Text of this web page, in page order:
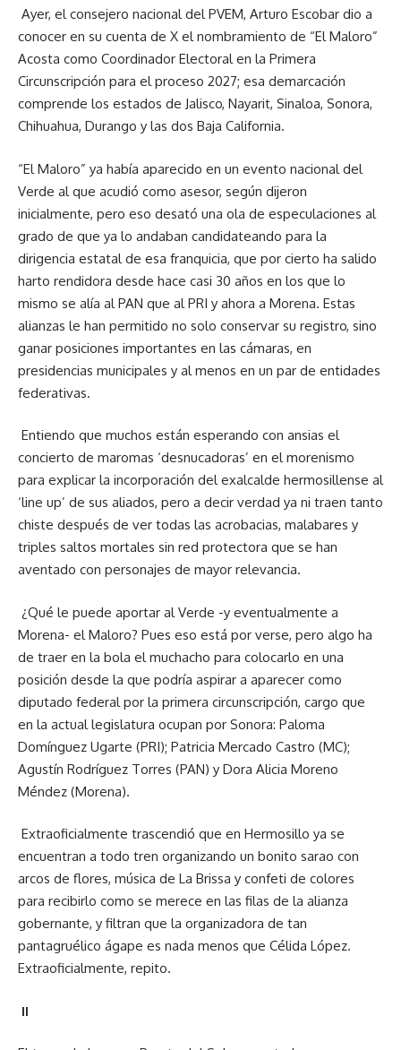
Ayer, el consejero nacional del PVEM, Arturo Escobar dio a
conocer en su cuenta de X el nombramiento de “El Maloro”
Acosta como Coordinador Electoral en la Primera
Circunscripción para el proceso 2027; esa demarcación
comprende los estados de Jalisco, Nayarit, Sinaloa, Sonora,
Chihuahua, Durango y las dos Baja California.
“El Maloro” ya había aparecido en un evento nacional del
Verde al que acudió como asesor, según dijeron
inicialmente, pero eso desató una ola de especulaciones al
grado de que ya lo andaban candidateando para la
dirigencia estatal de esa franquicia, que por cierto ha salido
harto rendidora desde hace casi 30 años en los que lo
mismo se alía al PAN que al PRI y ahora a Morena. Estas
alianzas le han permitido no solo conservar su registro, sino
ganar posiciones importantes en las cámaras, en
presidencias municipales y al menos en un par de entidades
federativas.
Entiendo que muchos están esperando con ansias el
concierto de maromas ‘desnucadoras’ en el morenismo
para explicar la incorporación del exalcalde hermosillense al
‘line up’ de sus aliados, pero a decir verdad ya ni traen tanto
chiste después de ver todas las acrobacias, malabares y
triples saltos mortales sin red protectora que se han
aventado con personajes de mayor relevancia.
¿Qué le puede aportar al Verde -y eventualmente a
Morena- el Maloro? Pues eso está por verse, pero algo ha
de traer en la bola el muchacho para colocarlo en una
posición desde la que podría aspirar a aparecer como
diputado federal por la primera circunscripción, cargo que
en la actual legislatura ocupan por Sonora: Paloma
Domínguez Ugarte (PRI); Patricia Mercado Castro (MC);
Agustín Rodríguez Torres (PAN) y Dora Alicia Moreno
Méndez (Morena).
Extraoficialmente trascendió que en Hermosillo ya se
encuentran a todo tren organizando un bonito sarao con
arcos de flores, música de La Brissa y confeti de colores
para recibirlo como se merece en las filas de la alianza
gobernante, y filtran que la organizadora de tan
pantagruélico ágape es nada menos que Célida López.
Extraoficialmente, repito.
II